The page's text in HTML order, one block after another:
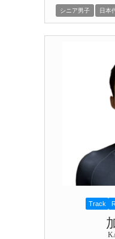
シニア男子 日本
Track